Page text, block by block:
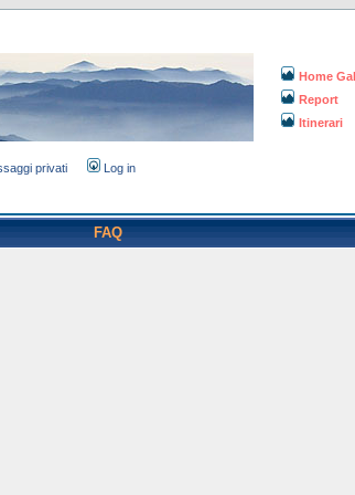
Home
Report
Itinerari
privati Log in
FAQ